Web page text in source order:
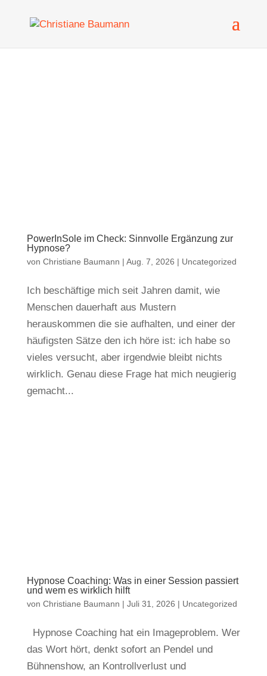
PowerInSole im Check: Sinnvolle Ergänzung zur
Hypnose?
von Christiane Baumann | Aug. 7, 2026 | Uncategorized
Ich beschäftige mich seit Jahren damit, wie
Menschen dauerhaft aus Mustern
herauskommen die sie aufhalten, und einer der
häufigsten Sätze den ich höre ist: ich habe so
vieles versucht, aber irgendwie bleibt nichts
wirklich. Genau diese Frage hat mich neugierig
gemacht...
Hypnose Coaching: Was in einer Session passiert
und wem es wirklich hilft
von Christiane Baumann | Juli 31, 2026 | Uncategorized
Hypnose Coaching hat ein Imageproblem. Wer
das Wort hört, denkt sofort an Pendel und
Bühnenshow, an Kontrollverlust und